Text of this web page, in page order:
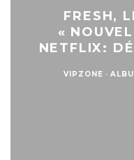
FRESH,
«
NETFLIX:
VIPZONE ·